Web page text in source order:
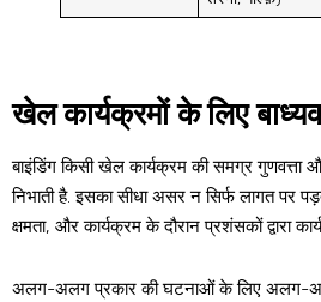
खेल कार्यक्रमों के लिए
बाइंडिंग किसी खेल कार्यक्रम की समग्र गुणवत्ता
निभाती है. इसका सीधा असर न सिर्फ लागत पर
क्षमता, और कार्यक्रम के दौरान प्रशंसकों द्वारा
अलग-अलग प्रकार की घटनाओं के लिए अलग-अलग